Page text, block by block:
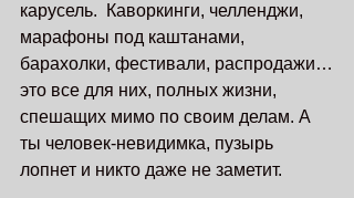
карусель.  Каворкинги, челленджи,
марафоны под каштанами,
барахолки, фестивали, распродажи…
это все для них, полных жизни,
спешащих мимо по своим делам. А
ты человек-невидимка, пузырь
лопнет и никто даже не заметит.